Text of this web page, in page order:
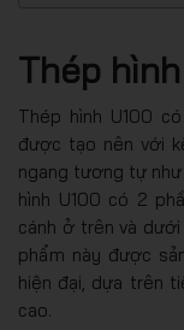
Thép
Thép hình U100
được tạo nên với
ngang tương tự
hình U100 có 2
cánh ở trên và
phẩm này được
hiện đại, dựa trên
cao.